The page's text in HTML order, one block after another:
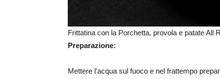
Frittatina con la Porchetta, provola e patate All
Preparazione:
Mettere l’acqua sul fuoco e nel frattempo